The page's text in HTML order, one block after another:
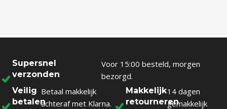
Supersnel
verzonden
Voor 15:00 besteld, morgen
bezorgd.
Veilig
betalen
Betaal makkelijk
achteraf met Klarna.
Makkelijk
retourneren
14 dagen
gemakkelijk